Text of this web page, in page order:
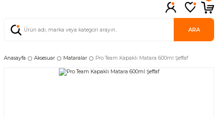
ARA
Anasayfa Aksesuar Mataralar Pro Team Kapaklı Matara 600ml Şeffaf